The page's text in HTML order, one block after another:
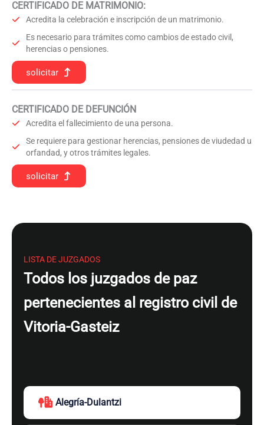
CERTIFICADO DE MATRIMONIO:
Acredita la celebración e inscripción de un matrimonio.
Es necesario para trámites como cambios de estado civil,
herencias o pensiones.
solicitar
CERTIFICADO DE DEFUNCIÓN
Acredita el fallecimiento de una persona.
Se requiere para gestionar herencias, pensiones de viudedad u
orfandad, y otros trámites legales.
solicitar
LISTA DE JUZGADOS
Todos los juzgados de paz
pertenecientes al registro civil de
Vitoria-Gasteiz
Alegría-Dulantzi